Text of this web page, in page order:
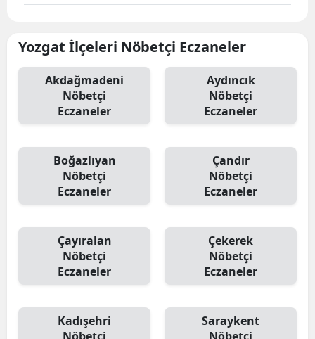
Yozgat İlçeleri Nöbetçi Eczaneler
Akdağmadeni
Nöbetçi
Eczaneler
Aydıncık
Nöbetçi
Eczaneler
Boğazlıyan
Nöbetçi
Eczaneler
Çandır
Nöbetçi
Eczaneler
Çayıralan
Nöbetçi
Eczaneler
Çekerek
Nöbetçi
Eczaneler
Kadışehri
Saraykent